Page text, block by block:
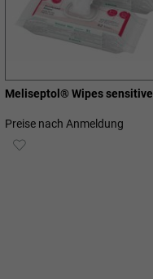
Meliseptol® Wipes sensitive
Preise nach Anmeldung
ZUR